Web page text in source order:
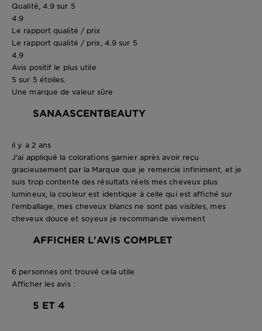
Qualité, 4.9 sur 5
4.9
Le rapport qualité / prix
Le rapport qualité / prix, 4.9 sur 5
4.9
Avis positif le plus utile
5 sur 5 étoiles.
Une marque de valeur sûre
SANAASCENTBEAUTY
il y a 2 ans
J'ai appliqué la colorations garnier après avoir reçu
gracieusement par la Marque que je remercie infiniment, et je
suis trop contente des résultats réels mes cheveux plus
lumineux, la couleur est identique à celle qui est affiché sur
l'emballage, mes cheveux blancs ne sont pas visibles, mes
cheveux douce et soyeux je recommande vivement
AFFICHER L'AVIS COMPLET
6 personnes ont trouvé cela utile
Afficher les avis :
5 ET 4